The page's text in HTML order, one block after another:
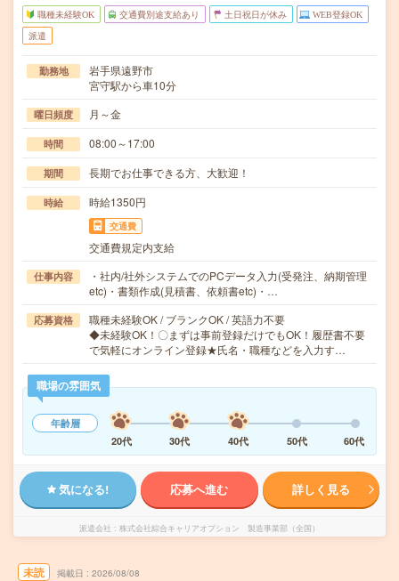
職種未経験OK 交通費別途支給あり 土日祝日が休み WEB登録OK
派遣
勤務地
岩手県遠野市
宮守駅から車10分
曜日頻度 月～金
時間 08:00～17:00
期間 長期でお仕事できる方、大歓迎！
時給 時給1350円
交通費
交通費規定内支給
仕事内容
・社内/社外システムでのPCデータ入力(受発注、納期管理
etc)・書類作成(見積書、依頼書etc)・…
応募資格
職種未経験OK / ブランクOK / 英語力不要
◆未経験OK！〇まずは事前登録だけでもOK！履歴書不要
で気軽にオンライン登録★氏名・職種などを入力す…
職場の雰囲気
年齢層
20代
30代 40代 50代 60代
気になる! 応募へ進む 詳しく見る
派遣会社 株式会社綜合キャリアオプション 製造事業部（全国）
未読 掲載日 2026/08/08